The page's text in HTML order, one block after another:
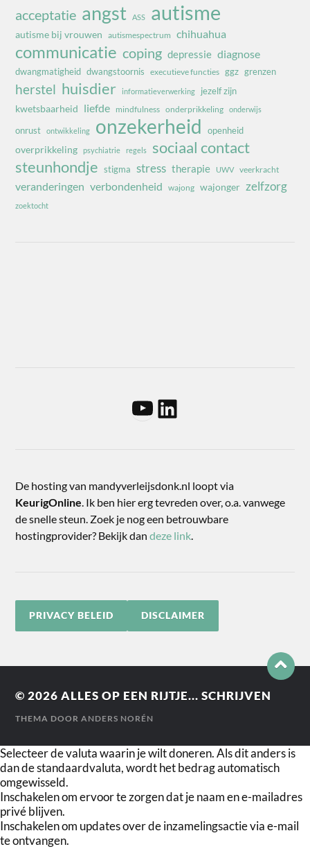
acceptatie angst ASS autisme
autisme bij vrouwen autismespectrum chihuahua
communicatie coping depressie diagnose
dwangmatigheid dwangstoornis executieve functies ggz grenzen
herstel huisdier informatieverwerking jezelf zijn
kwetsbaarheid liefde mindfulness onderprikkeling onderwijs
onrust ontwikkeling onzekerheid openheid
overprikkeling psychiatrie regels
sociaal contact
steunhondje stigma stress therapie UWV veerkracht
veranderingen verbondenheid wajong wajonger zelfzorg
zoektocht
De hosting van mandyverleijsdonk.nl loopt via
KeurigOnline. Ik ben hier erg tevreden over, o.a. vanwege
de snelle steun. Zoek je nog een betrouwbare
hostingprovider? Bekijk dandeze link.
PRIVACY BELEID DISCLAIMER
© 2026ALLES OP EEN RIJTJE... SCHRIJVEN
THEMA DOORANDERS NORÉN
Selecteer de valuta waarin je wilt doneren. Als dit anders is
dan de standaardvaluta, wordt het bedrag automatisch
omgewisseld.
Inschakelen om ervoor te zorgen dat je naam en e-mailadres
privé blijven.
Inschakelen om updates over de inzamelingsactie via e-mail
te ontvangen.